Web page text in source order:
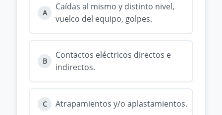
A
Caídas al mismo y distinto nivel,
vuelco del equipo, golpes.
B
Contactos eléctricos directos e
indirectos.
C Atrapamientos y/o aplastamientos.